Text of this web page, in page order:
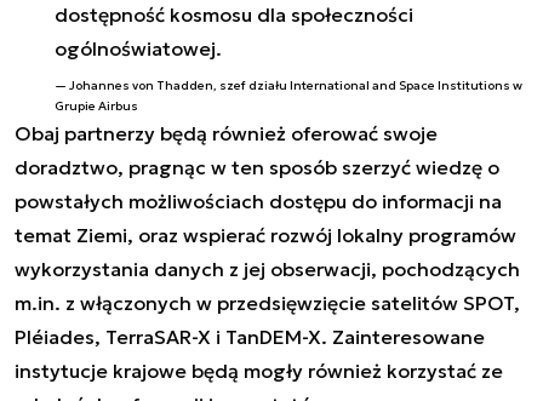
dostępność kosmosu dla społeczności
ogólnoświatowej.
Johannes von Thadden, szef działu International and Space Institutions w
Grupie Airbus
Obaj partnerzy będą również oferować swoje
doradztwo, pragnąc w ten sposób szerzyć wiedzę o
powstałych możliwościach dostępu do informacji na
temat Ziemi, oraz wspierać rozwój lokalny programów
wykorzystania danych z jej obserwacji, pochodzących
m.in. z włączonych w przedsięwzięcie satelitów SPOT,
Pléiades, TerraSAR-X i TanDEM-X. Zainteresowane
instytucje krajowe będą mogły również korzystać ze